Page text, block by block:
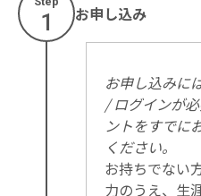
1 お申し込み
お申し込みに
/ ログインが
ントをすでに
ください。
お持ちでない
力のうえ、生